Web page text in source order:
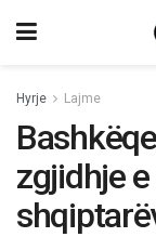
Hyrje Lajme
zgjidhje